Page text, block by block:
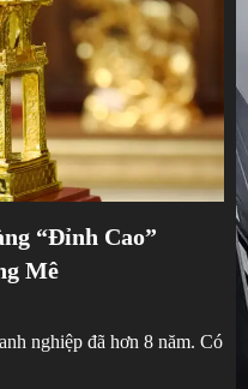
“Đỉnh Cao”
Mê
nghiệp đã hơn 8 năm. Có